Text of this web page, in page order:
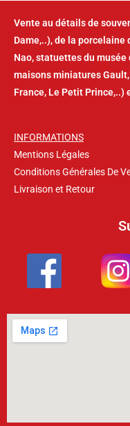
Vente au détails de
Dame,..), de la
Nao, statuettes du musée
maisons miniatures
France, Le Petit Prince,..)
INFORMATIONS
Mentions Légales
Conditions Générales De
Livraison et Retour